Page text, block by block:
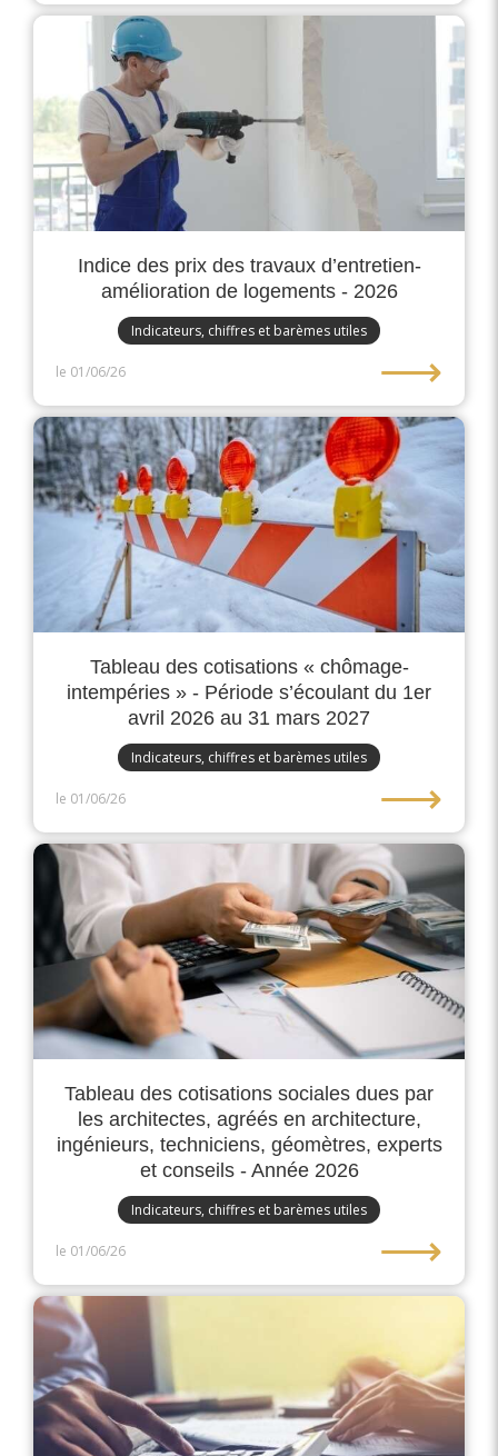
Indice des prix des travaux d’entretien-
amélioration de logements - 2026
Indicateurs, chiffres et barèmes utiles
le 01/06/26 ⟶
Tableau des cotisations « chômage-
intempéries » - Période s’écoulant du 1er
avril 2026 au 31 mars 2027
Indicateurs, chiffres et barèmes utiles
le 01/06/26 ⟶
Tableau des cotisations sociales dues par
les architectes, agréés en architecture,
ingénieurs, techniciens, géomètres, experts
et conseils - Année 2026
Indicateurs, chiffres et barèmes utiles
le 01/06/26 ⟶